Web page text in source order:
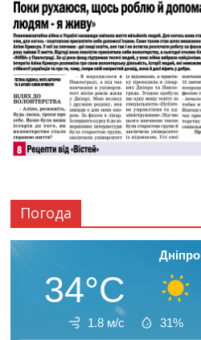
Погода
Дніпро
34°C
1.8 м/с 31%